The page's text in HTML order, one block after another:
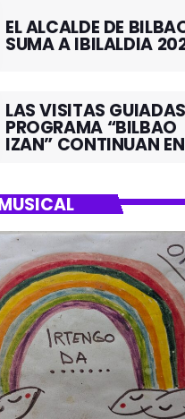
EL ALCALDE DE
SUMA A IBILALDIA
LAS VISITAS
PROGRAMA “BILBAO
IZAN” CONTINUAN EN